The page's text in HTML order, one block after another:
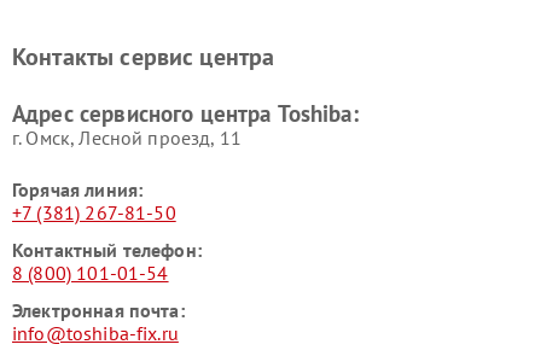
Контакты сервис центра
Адрес сервисного центра Toshiba:
г. Омск, ​Лесной проезд, 11
Горячая линия:
+7 (381) 267-81-50
Контактный телефон:
8 (800) 101-01-54
Электронная почта:
info@toshiba-fix.ru